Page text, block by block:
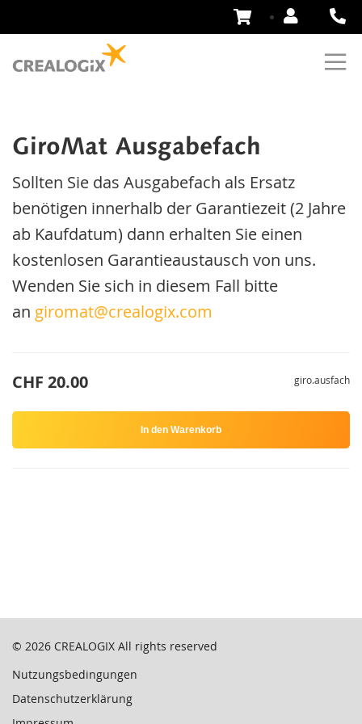
Zum
Inhalt
GiroMat Ausgabefach
Sollten Sie das Ausgabefach als Ersatz
benötigen innerhalb der Garantiezeit (2 Jahre
ab Kaufdatum) dann erhalten Sie einen
kostenlosen Garantieaustausch von uns.
Wenden Sie sich in diesem Fall bitte
an giromat@crealogix.com
CHF 20.00 giro.ausfach
In den Warenkorb
© 2026 CREALOGIX All rights reserved
Nutzungsbedingungen
Datenschutzerklärung